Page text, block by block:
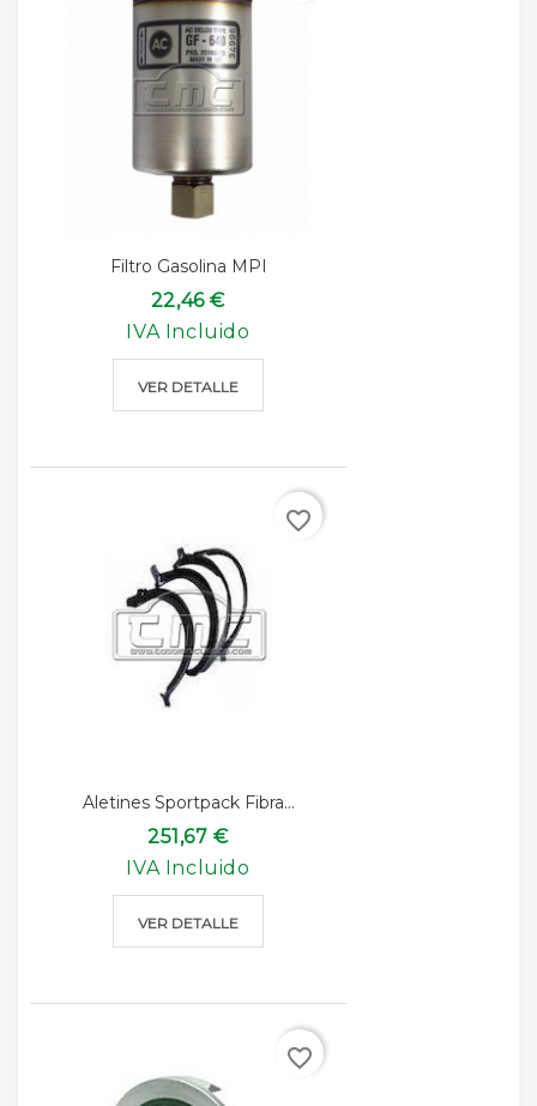
Filtro Gasolina MPI
22,46 €
IVA Incluido
VER DETALLE
Aletines Sportpack Fibra...
251,67 €
IVA Incluido
VER DETALLE
favorite_border
favorite_border